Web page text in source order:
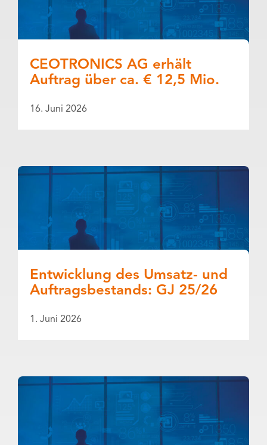
CEOTRONICS AG erhält
Auftrag über ca. € 12,5 Mio.
16. Juni 2026
Entwicklung des Umsatz- und
Auftragsbestands: GJ 25/26
1. Juni 2026